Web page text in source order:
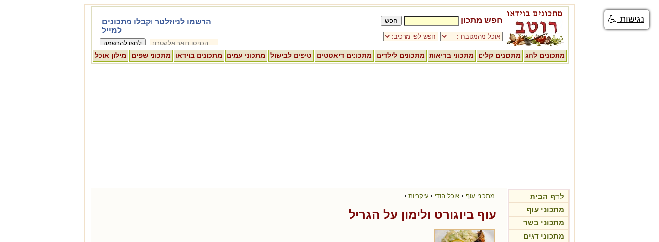
חפש מתכון
מתכונים לחג מתכונים קלים מתכוני בריאות מתכונים לילדים מתכונים דיאטטים טיפים לבישול מתכוני עמים מתכונים בוידאו מתכוני שפים מילון אוכל
לדף הבית
מתכוני עוף
מתכוני בשר
מתכוני דגים
מתכוני עוף › אוכל הודי › עיקריות ›
עוף ביוגורט ולימון על הגריל
נגישות